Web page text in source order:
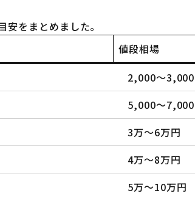
をまとめました。
値段相場
2,000〜
5,000〜
3万〜6万円
4万〜8万円
5万〜10万円